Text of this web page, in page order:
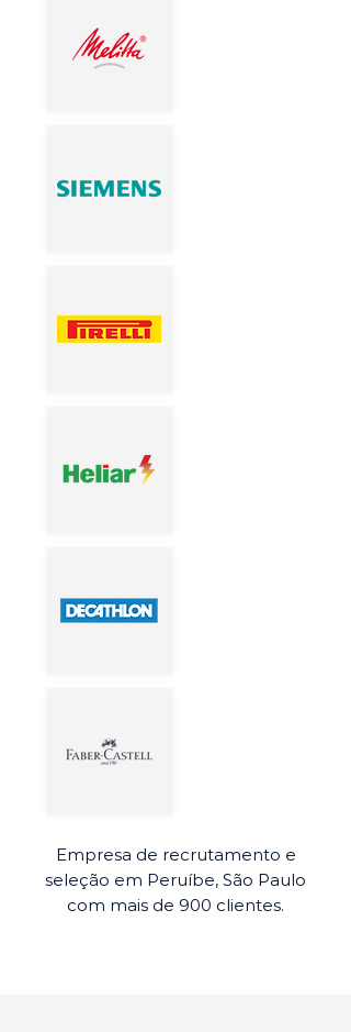
Empresa de recrutamento e
seleção em Peruíbe, São Paulo
com mais de 900 clientes.